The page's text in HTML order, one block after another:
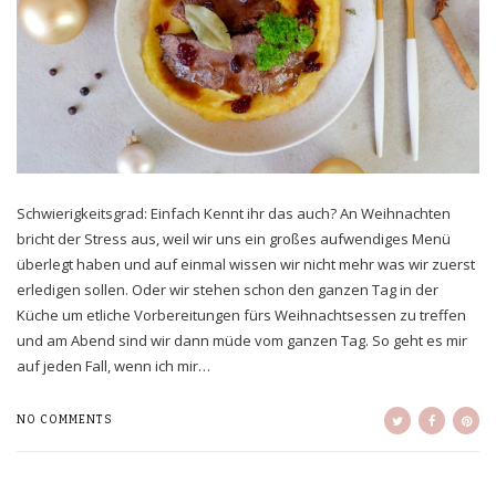
Schwierigkeitsgrad: Einfach Kennt ihr das auch? An Weihnachten
bricht der Stress aus, weil wir uns ein großes aufwendiges Menü
überlegt haben und auf einmal wissen wir nicht mehr was wir zuerst
erledigen sollen. Oder wir stehen schon den ganzen Tag in der
Küche um etliche Vorbereitungen fürs Weihnachtsessen zu treffen
und am Abend sind wir dann müde vom ganzen Tag. So geht es mir
auf jeden Fall, wenn ich mir…
NO COMMENTS